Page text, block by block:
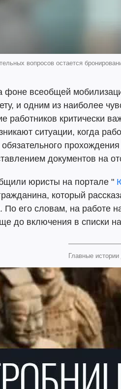
вопросов остается
фоне всеобщей
и одним из наиболее
работников критически
ситуации, когда
обязательного
документов на
юристы на портале "
который
По его словам, на работе
до включения в списки
Главные истории